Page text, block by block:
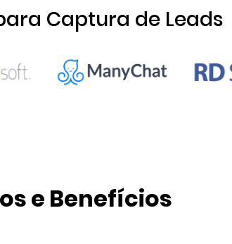
Captura de Leads
e Benefícios